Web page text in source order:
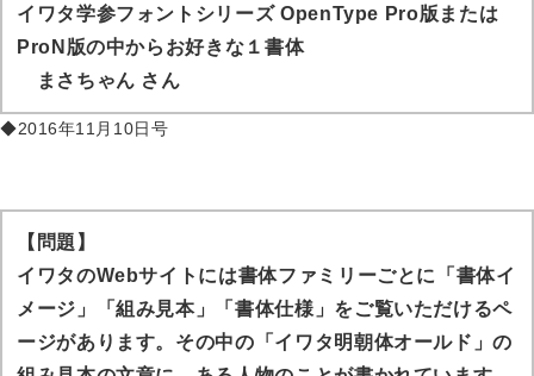
イワタ学参フォントシリーズ OpenType Pro版または
ProN版の中からお好きな１書体
まさちゃん さん
◆2016年11月10日号
【問題】
イワタのWebサイトには書体ファミリーごとに「書体イ
メージ」「組み見本」「書体仕様」をご覧いただけるペ
ージがあります。その中の「イワタ明朝体オールド」の